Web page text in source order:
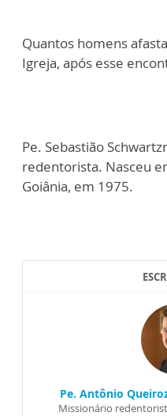
Quantos homens
Igreja, após esse
Pe. Sebastião
redentorista. Nasceu
Goiânia, em 1975.
Pe. Antônio
Missionário